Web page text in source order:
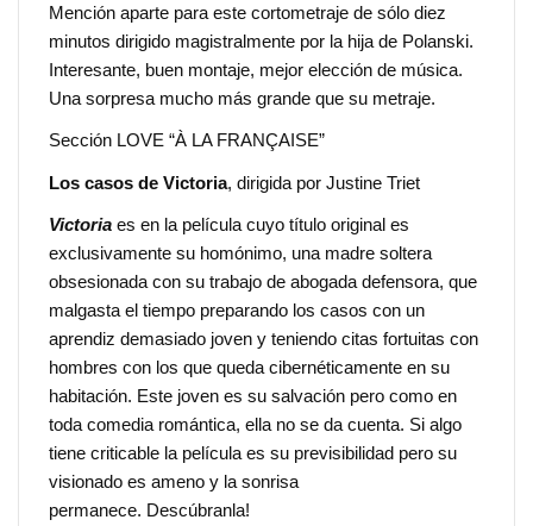
Mención aparte para este cortometraje de sólo diez
minutos dirigido magistralmente por la hija de Polanski.
Interesante, buen montaje, mejor elección de música.
Una sorpresa mucho más grande que su metraje.
Sección LOVE “À LA FRANÇAISE”
Los casos de Victoria, dirigida por Justine Triet
Victoriaes en la película cuyo título original es
exclusivamente su homónimo, una madre soltera
obsesionada con su trabajo de abogada defensora, que
malgasta el tiempo preparando los casos con un
aprendiz demasiado joven y teniendo citas fortuitas con
hombres con los que queda cibernéticamente en su
habitación. Este joven es su salvación pero como en
toda comedia romántica, ella no se da cuenta. Si algo
tiene criticable la película es su previsibilidad pero su
visionado es ameno y la sonrisa
permanece. Descúbranla!